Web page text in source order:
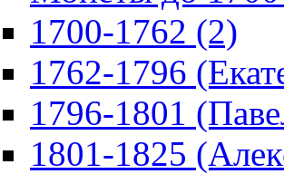
1700-1762 (2)
1762-1796
1796-1801
1801-1825